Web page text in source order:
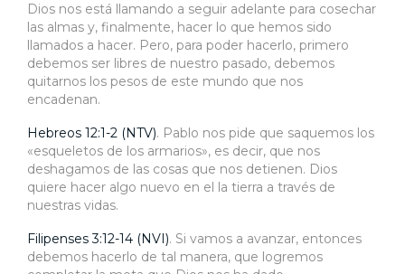
Dios nos está llamando a seguir adelante para cosechar
las almas y, finalmente, hacer lo que hemos sido
llamados a hacer. Pero, para poder hacerlo, primero
debemos ser libres de nuestro pasado, debemos
quitarnos los pesos de este mundo que nos
encadenan.
Hebreos 12:1-2 (NTV). Pablo nos pide que saquemos los
«esqueletos de los armarios», es decir, que nos
deshagamos de las cosas que nos detienen. Dios
quiere hacer algo nuevo en el la tierra a través de
nuestras vidas.
Filipenses 3:12-14 (NVI). Si vamos a avanzar, entonces
debemos hacerlo de tal manera, que logremos